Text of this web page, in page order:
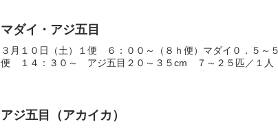
マダイ・アジ五目
３月１０日（土）１便 ６：００～（８ｈ便）マダイ０．５～
便 １４：３０～ アジ五目２０～３５cm ７～２５匹／１人
アジ五目（アカイカ）